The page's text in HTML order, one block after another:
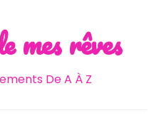
mes rêves
De A À Z